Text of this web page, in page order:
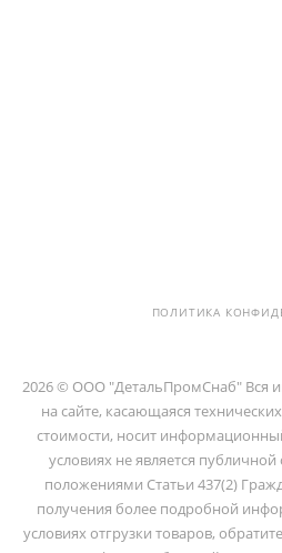
ПОЛИТИКА
2026 © ООО "ДетальПромСнаб" Вся
на сайте, касающаяся
стоимости, носит
условиях не является
положениями Статьи 437(2)
получения более подробной
условиях отгрузки товаров,